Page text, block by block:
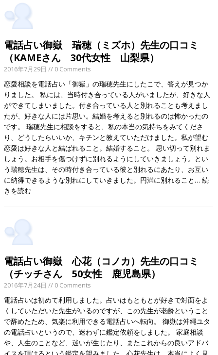
電話占い御嶽 瑞穂（ミズホ）先生の口コミ
（KAMEさん 30代女性 山梨県）
2016年7月29日 // 0 Comments
恋愛相談を電話占い「御嶽」の瑞穂先生にしたこで、答えが見つか
りました。 私には、当時付き合っている人がいましたが、好きな人
ができてしまいました。付き合っている人と別れることも考えまし
たが、好きな人には片思い。結婚を考えると別れるのは怖かったの
です。 瑞穂先生に相談をすると、私の本当の気持ちをみてくださ
り、どうしたらいいか、キチンと教えていただけました。私が望む
恋愛は好きな人と結ばれること。結婚すること。 思い切って別れま
しょう。お相手を傷つけずに別れるようにしていきましょう。とい
う瑞穂先生は、その時付き合っている彼と別れるにあたり、お互い
に納得できるような別れにしていきました。円満に別れること…続
きを読む
電話占い御嶽 心花（コノカ）先生の口コミ
（チッチさん 50女性 鹿児島県）
2016年7月24日 // 0 Comments
電話占いは初めて利用しました。占いはもともとが好きで対面をよ
くしていただいた先生がいるのですが、この先生が老齢ということ
で辞めたため、気楽に利用できる電話占いへ転向。 御嶽は沖縄ユタ
の電話占いというので、迷わずに鑑定依頼をしました。 家庭相談
や、人生のことなど、迷いが生じたり、またこれからの良いアドバ
イスを頂けるという鑑定を望みました。心花先生は、本当によく見